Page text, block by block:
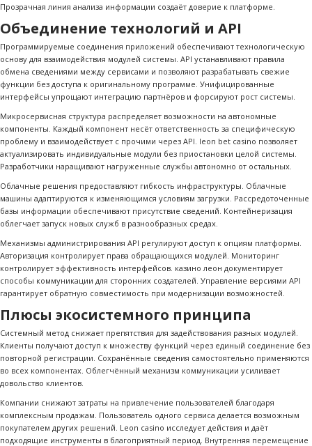
Прозрачная линия анализа информации создаёт доверие к платформе.
Объединение технологий и API
Программируемые соединения приложений обеспечивают технологическую
основу для взаимодействия модулей системы. API устанавливают правила
обмена сведениями между сервисами и позволяют разрабатывать свежие
функции без доступа к оригинальному программе. Унифицированные
интерфейсы упрощают интеграцию партнёров и форсируют рост системы.
Микросервисная структура распределяет возможности на автономные
компоненты. Каждый компонент несёт ответственность за специфическую
проблему и взаимодействует с прочими через API. leon bet casino позволяет
актуализировать индивидуальные модули без приостановки целой системы.
Разработчики наращивают нагруженные службы автономно от остальных.
Облачные решения предоставляют гибкость инфраструктуры. Облачные
машины адаптируются к изменяющимся условиям загрузки. Рассредоточенные
базы информации обеспечивают присутствие сведений. Контейнеризация
облегчает запуск новых служб в разнообразных средах.
Механизмы администрирования API регулируют доступ к опциям платформы.
Авторизация контролирует права обращающихся модулей. Мониторинг
контролирует эффективность интерфейсов. казино леон документирует
способы коммуникации для сторонних создателей. Управление версиями API
гарантирует обратную совместимость при модернизации возможностей.
Плюсы экосистемного принципа
Системный метод снижает препятствия для задействования разных модулей.
Клиенты получают доступ к множеству функций через единый соединение без
повторной регистрации. Сохранённые сведения самостоятельно применяются
во всех компонентах. Облегчённый механизм коммуникации усиливает
довольство клиентов.
Компании снижают затраты на привлечение пользователей благодаря
комплексным продажам. Пользователь одного сервиса делается возможным
покупателем других решений. Leon casino исследует действия и даёт
подходящие инструменты в благоприятный период. Внутренняя перемещение